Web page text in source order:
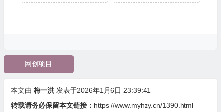
网创项目
本文由 梅一洪 发表于2026年1月6日 23:39:41
转载请务必保留本文链接： https://www.myhzy.cn/1390.html